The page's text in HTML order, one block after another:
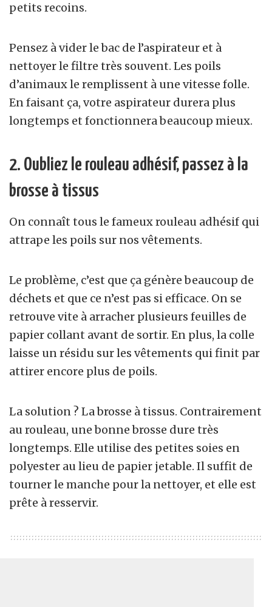
petits recoins.
Pensez à vider le bac de l’aspirateur et à
nettoyer le filtre très souvent. Les poils
d’animaux le remplissent à une vitesse folle.
En faisant ça, votre aspirateur durera plus
longtemps et fonctionnera beaucoup mieux.
2. Oubliez le rouleau adhésif, passez à la
brosse à tissus
On connaît tous le fameux rouleau adhésif qui
attrape les poils sur nos vêtements.
Le problème, c’est que ça génère beaucoup de
déchets et que ce n’est pas si efficace. On se
retrouve vite à arracher plusieurs feuilles de
papier collant avant de sortir. En plus, la colle
laisse un résidu sur les vêtements qui finit par
attirer encore plus de poils.
La solution ? La brosse à tissus. Contrairement
au rouleau, une bonne brosse dure très
longtemps. Elle utilise des petites soies en
polyester au lieu de papier jetable. Il suffit de
tourner le manche pour la nettoyer, et elle est
prête à resservir.